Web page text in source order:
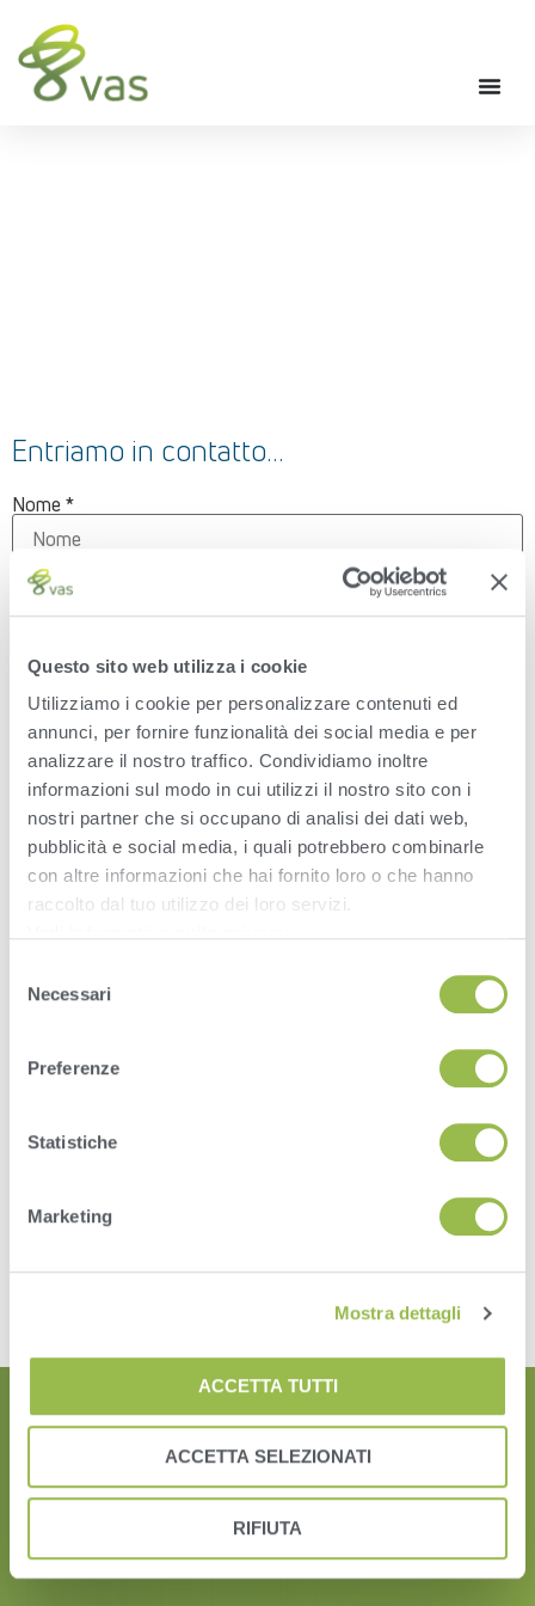
Questo sito web utilizza i cookie
Utilizziamo i cookie per personalizzare contenuti ed
annunci, per fornire funzionalità dei social media e per
analizzare il nostro traffico. Condividiamo inoltre
informazioni sul modo in cui utilizzi il nostro sito con i
nostri partner che si occupano di analisi dei dati web,
pubblicità e social media, i quali potrebbero combinarle
con altre informazioni che hai fornito loro o che hanno
raccolto dal tuo utilizzo dei loro servizi.
delNecessari
Preferenze
Statistiche
Marketing
Mostra dettagli
ACCETTA TUTTI
ACCETTA SELEZIONATI
RIFIUTA
Entriamo in contatto…
Nome*
Società Nome azienda
Numero di cellulare*
Indirizzo e-mail*
Indirizzo
Address Line 1
Country
Commenti / Domande